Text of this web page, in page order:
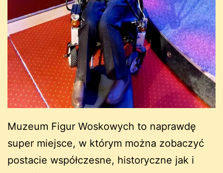
Muzeum Figur Woskowych to naprawdę
super miejsce, w którym można zobaczyć
postacie współczesne, historyczne jak i